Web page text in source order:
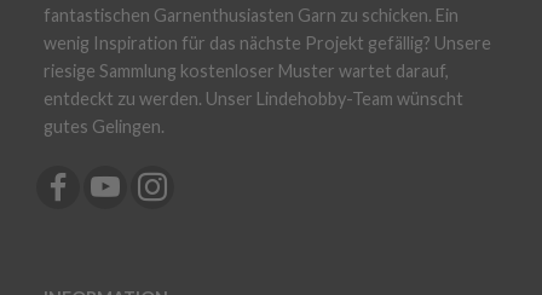
fantastischen Garnenthusiasten Garn zu schicken. Ein
wenig Inspiration für das nächste Projekt gefällig? Unsere
riesige Sammlung kostenloser Muster wartet darauf,
entdeckt zu werden. Unser Lindehobby-Team wünscht
gutes Gelingen.